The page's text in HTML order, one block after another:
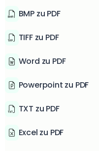
BMP zu PDF
TIFF zu PDF
Word zu PDF
Powerpoint zu PDF
TXT zu PDF
Excel zu PDF